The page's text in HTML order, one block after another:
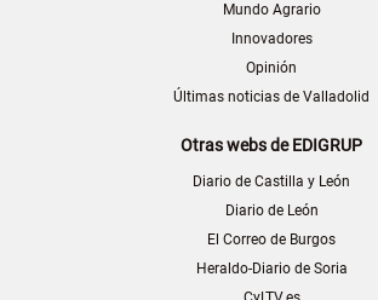
Mundo Agrario
Innovadores
Opinión
Últimas noticias de Valladolid
Otras webs de EDIGRUP
Diario de Castilla y León
Diario de León
El Correo de Burgos
Heraldo-Diario de Soria